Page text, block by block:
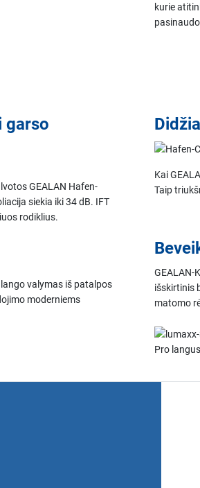
kurie
garso
GEALAN Hafen-
siekia iki 34 dB. IFT
rodiklius.
valymas iš patalpos
moderniems
Kai
Taip
GEALAN-
išskirtinis
matomo
Pro